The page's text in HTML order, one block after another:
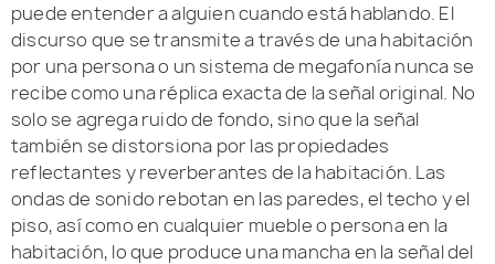
puede entender a alguien cuando está hablando. El
discurso que se transmite a través de una habitación
por una persona o un sistema de megafonía nunca se
recibe como una réplica exacta de la señal original. No
solo se agrega ruido de fondo, sino que la señal
también se distorsiona por las propiedades
reflectantes y reverberantes de la habitación. Las
ondas de sonido rebotan en las paredes, el techo y el
piso, así como en cualquier mueble o persona en la
habitación, lo que produce una mancha en la señal del